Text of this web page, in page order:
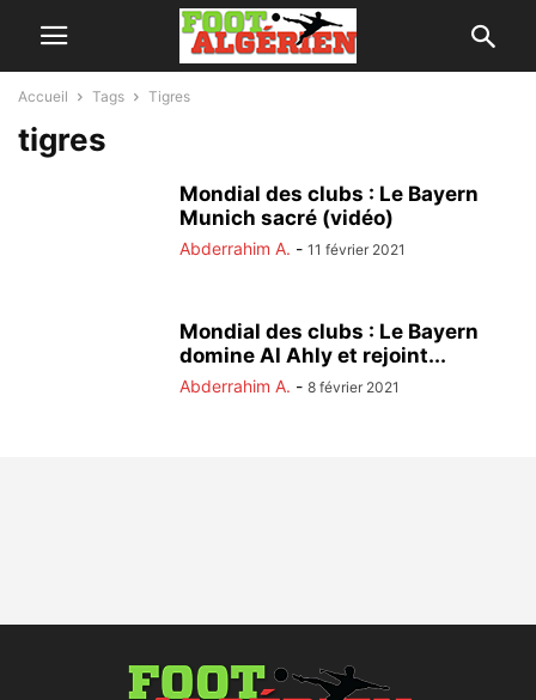
Accueil Tags Tigres
tigres
Mondial des clubs : Le Bayern
Munich sacré (vidéo)
Abderrahim A. - 11 février 2021
Mondial des clubs : Le Bayern
domine Al Ahly et rejoint...
Abderrahim A. - 8 février 2021